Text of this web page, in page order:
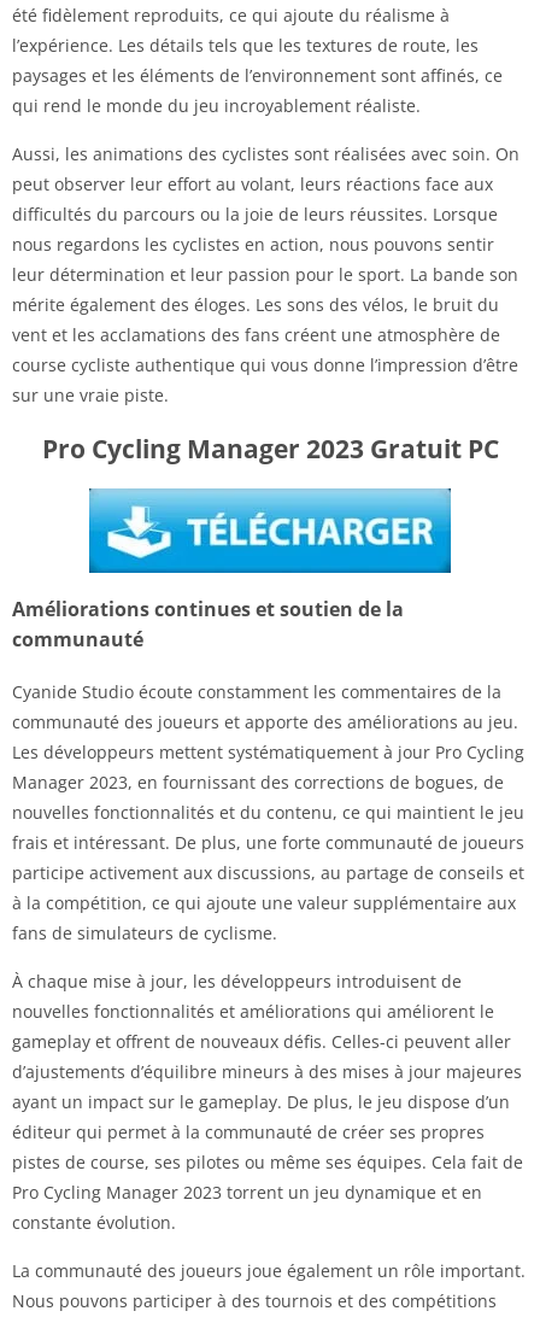
été fidèlement reproduits, ce qui ajoute du réalisme à
l’expérience. Les détails tels que les textures de route, les
paysages et les éléments de l’environnement sont affinés, ce
qui rend le monde du jeu incroyablement réaliste.
Aussi, les animations des cyclistes sont réalisées avec soin. On
peut observer leur effort au volant, leurs réactions face aux
difficultés du parcours ou la joie de leurs réussites. Lorsque
nous regardons les cyclistes en action, nous pouvons sentir
leur détermination et leur passion pour le sport. La bande son
mérite également des éloges. Les sons des vélos, le bruit du
vent et les acclamations des fans créent une atmosphère de
course cycliste authentique qui vous donne l’impression d’être
sur une vraie piste.
Pro Cycling Manager 2023 Gratuit PC
Améliorations continues et soutien de la
communauté
Cyanide Studio écoute constamment les commentaires de la
communauté des joueurs et apporte des améliorations au jeu.
Les développeurs mettent systématiquement à jour Pro Cycling
Manager 2023, en fournissant des corrections de bogues, de
nouvelles fonctionnalités et du contenu, ce qui maintient le jeu
frais et intéressant. De plus, une forte communauté de joueurs
participe activement aux discussions, au partage de conseils et
à la compétition, ce qui ajoute une valeur supplémentaire aux
fans de simulateurs de cyclisme.
À chaque mise à jour, les développeurs introduisent de
nouvelles fonctionnalités et améliorations qui améliorent le
gameplay et offrent de nouveaux défis. Celles-ci peuvent aller
d’ajustements d’équilibre mineurs à des mises à jour majeures
ayant un impact sur le gameplay. De plus, le jeu dispose d’un
éditeur qui permet à la communauté de créer ses propres
pistes de course, ses pilotes ou même ses équipes. Cela fait de
Pro Cycling Manager 2023 torrent un jeu dynamique et en
constante évolution.
La communauté des joueurs joue également un rôle important.
Nous pouvons participer à des tournois et des compétitions